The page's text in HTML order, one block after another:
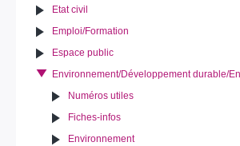
Etat civil
Emploi/Formation
Espace public
Environnement/Développement durable/
Numéros utiles
Fiches-infos
Environnement